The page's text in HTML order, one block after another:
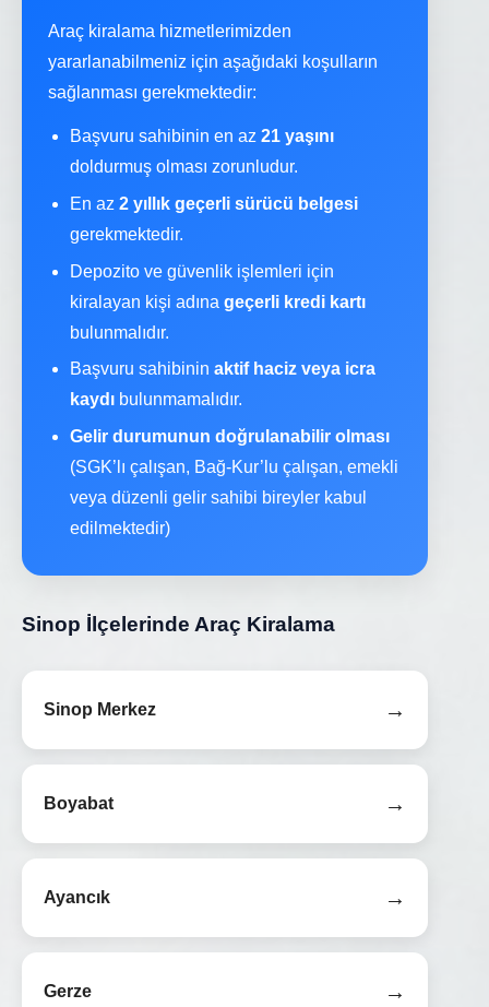
Araç kiralama hizmetlerimizden
yararlanabilmeniz için aşağıdaki koşulların
sağlanması gerekmektedir:
Başvuru sahibinin en az 21 yaşını
doldurmuş olması zorunludur.
En az 2 yıllık geçerli sürücü belgesi
gerekmektedir.
Depozito ve güvenlik işlemleri için
kiralayan kişi adına geçerli kredi kartı
bulunmalıdır.
Başvuru sahibinin aktif haciz veya icra
kaydı bulunmamalıdır.
Gelir durumunun doğrulanabilir olması
(SGK’lı çalışan, Bağ-Kur’lu çalışan, emekli
veya düzenli gelir sahibi bireyler kabul
edilmektedir)
Sinop İlçelerinde Araç Kiralama
Sinop Merkez →
Boyabat →
Ayancık →
Gerze →